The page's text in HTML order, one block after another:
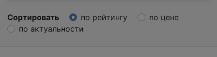
Сортировать по рейтингу
по цене
по актуальности